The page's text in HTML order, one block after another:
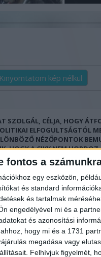
fontos a
egy eszközön,
és standard
és tartalmak
engedélyével mi és a
és azonosítási
hogy mi és a 1731
megadása vagy
Felhívjuk figyelmét,
Kinyomtatom kép nélkül
SZOLGÁL, CÉLJA, HOGY
ELFOGULTSÁGTÓL
NÉZŐPONTOK
HOGY A CIKK NEM HORDOZ
POLITIKAI ERŐ OLDALÁN,
TANÁCSOKAT. OLVASÓINK
INFORMÁCIÓKAT, ÉS
AZ ESETLEGES
Donald Trump gratulált